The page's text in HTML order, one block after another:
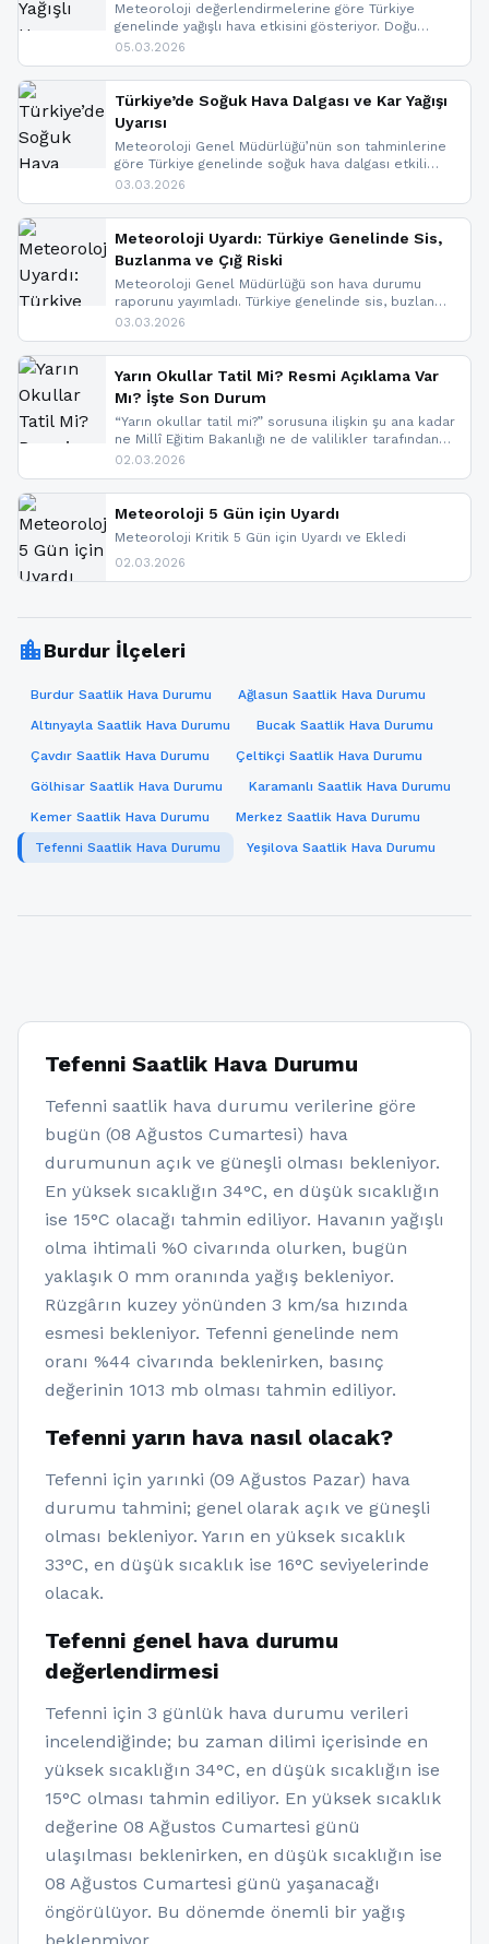
Meteoroloji değerlendirmelerine göre Türkiye
genelinde yağışlı hava etkisini gösteriyor. Doğu
bölgelerinde kar yağışı beklenirken Marmara ve
ise çığ tehlikesi bulunuyor. İç kesimlerde sis ve pus
nedeniyle görüş mesafesinde azalma
yaşanabileceği belirtiliyor.
05.03.2026
Türkiye’de Soğuk Hava Dalgası ve Kar Yağışı
Uyarısı
Meteoroloji Genel Müdürlüğü’nün son tahminlerine
göre Türkiye genelinde soğuk hava dalgası etkili
oluyor. Birçok il için kar yağışı ve buzlanma uyarısı
03.03.2026
Meteoroloji Uyardı: Türkiye Genelinde Sis,
Buzlanma ve Çığ Riski
Meteoroloji Genel Müdürlüğü son hava durumu
raporunu yayımladı. Türkiye genelinde sis, buzlanma
ve don beklenirken Doğu Anadolu ve Doğu
yapıldı. İşte son dakika meteoroloji gelişmeleri.
03.03.2026
Yarın Okullar Tatil Mi? Resmi Açıklama Var
Mı? İşte Son Durum
“Yarın okullar tatil mi?” sorusuna ilişkin şu ana kadar
ne Millî Eğitim Bakanlığı ne de valilikler tarafından
yapılmış resmi bir tatil açıklaması bulunmamaktadır.
paylaşacağız. En hızlı şekilde haberdar olmak için
sitemizi takip edebilir ve bildirimleri açabilirsiniz.
02.03.2026
Meteoroloji 5 Gün için Uyardı
Meteoroloji Kritik 5 Gün için Uyardı ve Ekledi
02.03.2026
location_cityBurdur İlçeleri
Burdur Saatlik Hava Durumu
Ağlasun Saatlik Hava Durumu
Altınyayla Saatlik Hava Durumu
Bucak Saatlik Hava Durumu
Çavdır Saatlik Hava Durumu
Çeltikçi Saatlik Hava Durumu
Gölhisar Saatlik Hava Durumu
Karamanlı Saatlik Hava Durumu
Kemer Saatlik Hava Durumu
Merkez Saatlik Hava Durumu
Tefenni Saatlik Hava Durumu
Yeşilova Saatlik Hava Durumu
Tefenni Saatlik Hava Durumu
Tefenni saatlik hava durumu verilerine göre
bugün (08 Ağustos Cumartesi) hava
durumunun açık ve güneşli olması bekleniyor.
En yüksek sıcaklığın 34°C, en düşük sıcaklığın
ise 15°C olacağı tahmin ediliyor. Havanın yağışlı
olma ihtimali %0 civarında olurken, bugün
yaklaşık 0 mm oranında yağış bekleniyor.
Rüzgârın kuzey yönünden 3 km/sa hızında
esmesi bekleniyor. Tefenni genelinde nem
oranı %44 civarında beklenirken, basınç
değerinin 1013 mb olması tahmin ediliyor.
Tefenni yarın hava nasıl olacak?
Tefenni için yarınki (09 Ağustos Pazar) hava
durumu tahmini; genel olarak açık ve güneşli
olması bekleniyor. Yarın en yüksek sıcaklık
33°C, en düşük sıcaklık ise 16°C seviyelerinde
olacak.
Tefenni genel hava durumu
değerlendirmesi
Tefenni için 3 günlük hava durumu verileri
incelendiğinde; bu zaman dilimi içerisinde en
yüksek sıcaklığın 34°C, en düşük sıcaklığın ise
15°C olması tahmin ediliyor. En yüksek sıcaklık
değerine 08 Ağustos Cumartesi günü
ulaşılması beklenirken, en düşük sıcaklığın ise
08 Ağustos Cumartesi günü yaşanacağı
öngörülüyor. Bu dönemde önemli bir yağış